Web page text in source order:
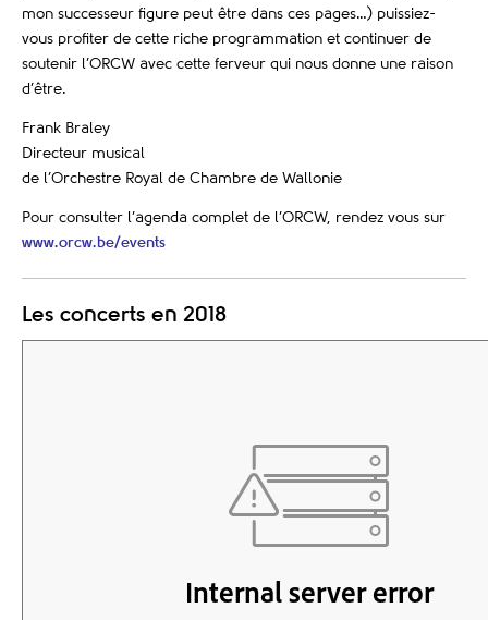
mon successeur figure peut être dans ces pages…) puissiez-
vous profiter de cette riche programmation et continuer de
soutenir l’ORCW avec cette ferveur qui nous donne une raison
d’être.
Frank Braley
Directeur musical
de l’Orchestre Royal de Chambre de Wallonie
Pour consulter l’agenda complet de l’ORCW, rendez vous sur
www.orcw.be/events
Les concerts en 2018